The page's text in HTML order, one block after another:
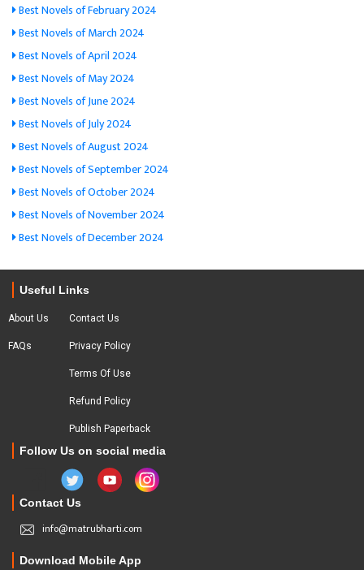
Best Novels of February 2024
Best Novels of March 2024
Best Novels of April 2024
Best Novels of May 2024
Best Novels of June 2024
Best Novels of July 2024
Best Novels of August 2024
Best Novels of September 2024
Best Novels of October 2024
Best Novels of November 2024
Best Novels of December 2024
Useful Links
About Us
FAQs
Contact Us
Privacy Policy
Terms Of Use
Refund Policy
Publish Paperback
Follow Us on social media
Contact Us
info@matrubharti.com
Download Mobile App